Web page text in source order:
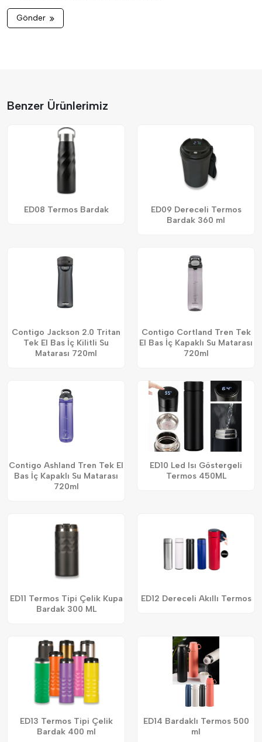
Gönder
Benzer Ürünlerimiz
ED08 Termos Bardak
ED09 Dereceli Termos
Bardak 360 ml
Contigo Jackson 2.0 Tritan
Tek El Bas İç Kilitli Su
Matarası 720ml
Contigo Cortland Tren Tek
El Bas İç Kapaklı Su Matarası
720ml
Contigo Ashland Tren Tek El
Bas İç Kapaklı Su Matarası
720ml
ED10 Led Isı Göstergeli
Termos 450ML
ED11 Termos Tipi Çelik Kupa
Bardak 300 ML
ED12 Dereceli Akıllı Termos
ED13 Termos Tipi Çelik
Bardak 400 ml
ED14 Bardaklı Termos 500
ml